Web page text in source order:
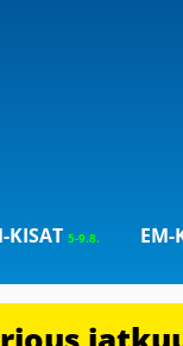
KISAT5-9.8. EM-